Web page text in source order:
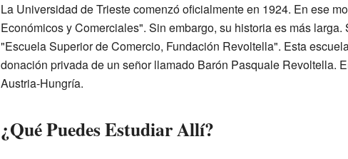
La Universidad de Trieste comenzó oficialmente en 1924. En ese
Económicos y Comerciales". Sin embargo, su historia es más
"Escuela Superior de Comercio, Fundación Revoltella". Esta
donación privada de un señor llamado Barón Pasquale Revoltella.
Austria-Hungría.
¿Qué Puedes Estudiar Allí?